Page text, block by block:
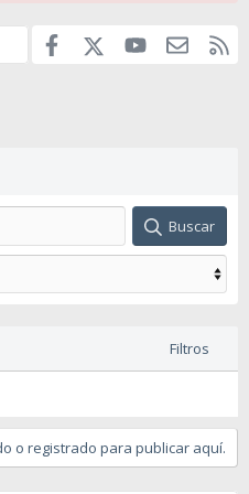
Facebook youtube
Buscar
Filtros
o registrado para publicar aquí.